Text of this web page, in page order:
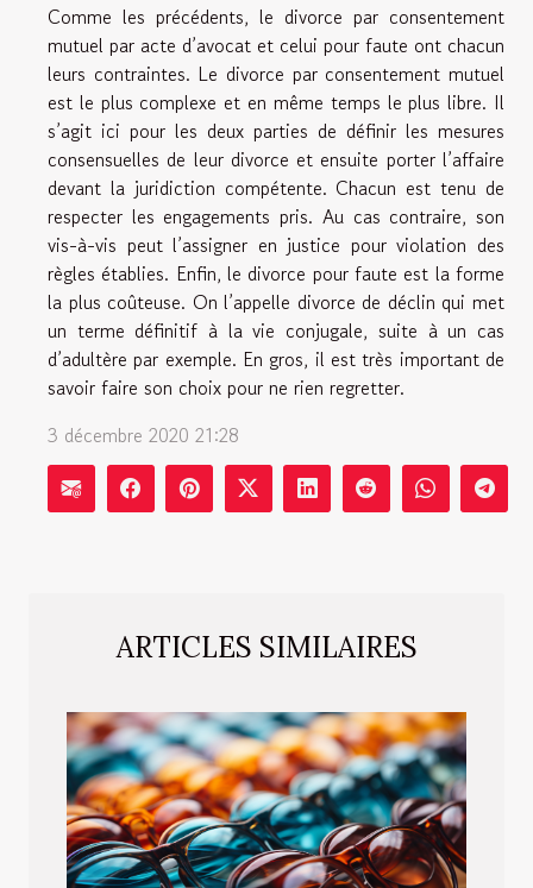
ARTICLES SIMILAIRES
Comme les précédents, le divorce par consentement
mutuel par acte d’avocat et celui pour faute ont chacun
leurs contraintes. Le divorce par consentement mutuel
est le plus complexe et en même temps le plus libre. Il
s’agit ici pour les deux parties de définir les mesures
consensuelles de leur divorce et ensuite porter l’affaire
devant la juridiction compétente. Chacun est tenu de
respecter les engagements pris. Au cas contraire, son
vis-à-vis peut l’assigner en justice pour violation des
règles établies. Enfin, le divorce pour faute est la forme
la plus coûteuse. On l’appelle divorce de déclin qui met
un terme définitif à la vie conjugale, suite à un cas
d’adultère par exemple. En gros, il est très important de
savoir faire son choix pour ne rien regretter.
3 décembre 2020 21:28